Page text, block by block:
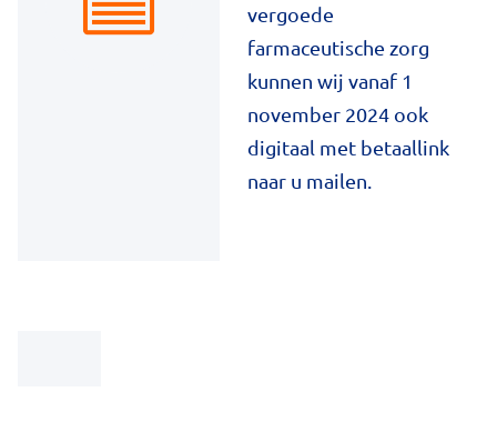
vergoede
farmaceutische zorg
kunnen wij vanaf 1
november 2024 ook
digitaal met betaallink
naar u mailen.